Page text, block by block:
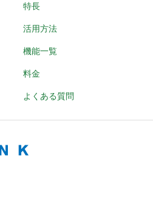
特長
活用方法
機能一覧
料金
よくある質問